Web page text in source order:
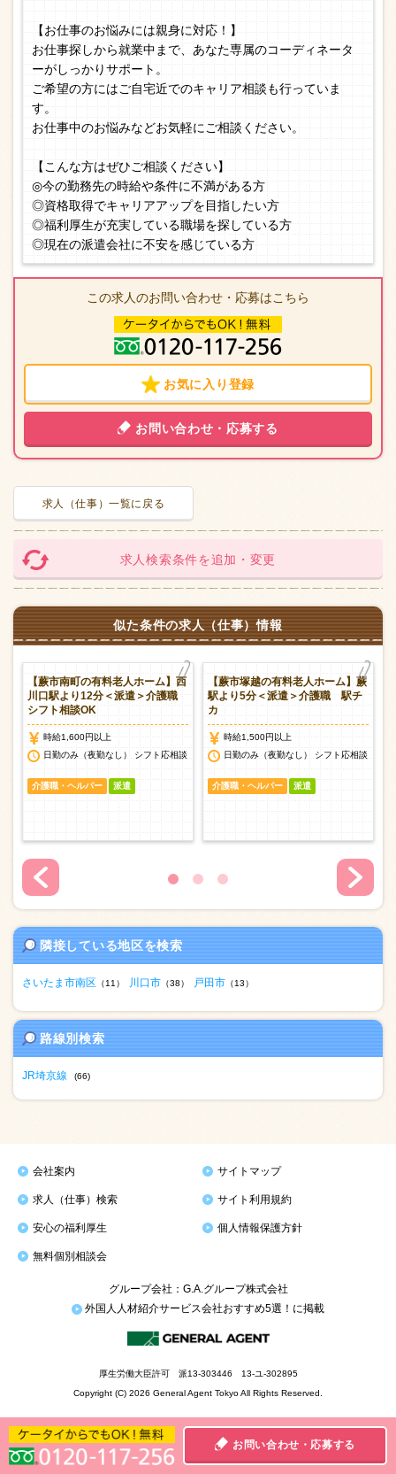
お問い合わせ・応募する
【お仕事のお悩みには親身に対応！】
お仕事探しから就業中まで、あなた専属のコーディネータ
ーがしっかりサポート。
ご希望の方にはご自宅近でのキャリア相談も行っていま
す。
お仕事中のお悩みなどお気軽にご相談ください。
【こんな方はぜひご相談ください】
◎今の勤務先の時給や条件に不満がある方
◎資格取得でキャリアアップを目指したい方
◎福利厚生が充実している職場を探している方
◎現在の派遣会社に不安を感じている方
この求人のお問い合わせ・応募はこちら
お気に入り登録
お問い合わせ・応募する
求人（仕事）一覧に戻る
求人検索条件を追加・変更
似た条件の求人（仕事）情報
【蕨市南町の有料老人ホーム】西
川口駅より12分＜派遣＞介護職
シフト相談OK
時給1,600円以上
日勤のみ（夜勤なし） シフト応相談
介護職・ヘルパー 派遣
【蕨市塚越の有料老人ホーム】蕨
駅より5分＜派遣＞介護職 駅チ
カ
時給1,500円以上
日勤のみ（夜勤なし） シフト応相談
介護職・ヘルパー 派遣
隣接している地区を検索
さいたま市南区 （11） 川口市 （38） 戸田市 （13）
路線別検索
JR埼京線 (66)
会社案内 サイトマップ
求人（仕事）検索 サイト利用規約
安心の福利厚生 個人情報保護方針
無料個別相談会
グループ会社：G.A.グループ株式会社
外国人人材紹介サービス会社おすすめ5選！に掲載
厚生労働大臣許可 派13-303446 13-ユ-302895
Copyright (C) 2026 General Agent Tokyo All Rights Reserved.